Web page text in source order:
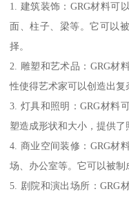
1. 建筑装饰：GRG材料可
面、柱子、梁等。它可以
择。
2. 雕塑和艺术品：GRG材
性使得艺术家可以创造出复
3. 灯具和照明：GRG材料
塑造成形状和大小，提供了
4. 商业空间装修：GRG材
场、办公室等。它可以被制
5. 剧院和演出场所：GRG